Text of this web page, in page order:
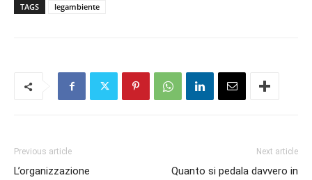
TAGS legambiente
Previous article
L’organizzazione
Next article
Quanto si pedala davvero in